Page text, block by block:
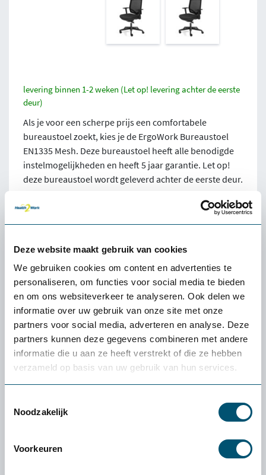
Deze website maakt gebruik van cookies
We gebruiken cookies om content en advertenties te
personaliseren, om functies voor social media te bieden
en om ons websiteverkeer te analyseren. Ook delen we
informatie over uw gebruik van onze site met onze
partners voor social media, adverteren en analyse. Deze
partners kunnen deze gegevens combineren met andere
informatie die u aan ze heeft verstrekt of die ze hebben
verzameld op basis van uw gebruik van hun services.
Noodzakelijk
Voorkeuren
levering binnen 1-2 weken (Let op! levering achter de eerste
deur)
Als je voor een scherpe prijs een comfortabele
bureaustoel zoekt, kies je de ErgoWork Bureaustoel
EN1335 Mesh. Deze bureaustoel heeft alle benodigde
instelmogelijkheden en heeft 5 jaar garantie. Let op!
deze bureaustoel wordt geleverd achter de eerste deur.
332,-
5 jaar garantie
Gemakkelijke bediening
Aantal:
Direct bestellen
100% tevredenheidgarantie